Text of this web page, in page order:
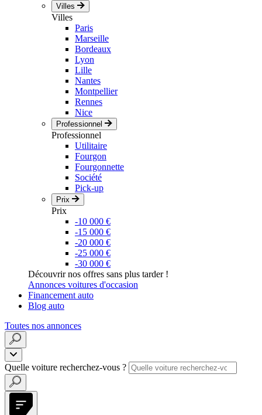
Villes
Villes
Paris
Marseille
Bordeaux
Lyon
Lille
Nantes
Montpellier
Rennes
Nice
Professionnel
Professionnel
Utilitaire
Fourgon
Fourgonnette
Société
Pick-up
Prix
Prix
-10 000 €
-15 000 €
-20 000 €
-25 000 €
-30 000 €
Découvrir nos offres sans plus tarder !
Annonces voitures d'occasion
Financement auto
Blog auto
Toutes nos annonces
Quelle voiture recherchez-vous ?